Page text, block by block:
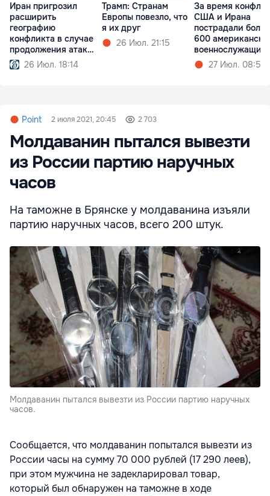
Иран пригрозил
расширить
географию
конфликта в случае
продолжения атак
США26 Июл. 18:14
Трамп: Cтранам
Европы повезло, что
я их друг
26 Июл. 21:15
За время
США и Ирана
пострадали более
600
военнослужащих
27 Июл. 08:57
Point 2 июля 2021, 20:45 2 703
Молдаванин пытался вывезти
из России партию наручных
часов
На таможне в Брянске у молдаванина изъяли
партию наручных часов, всего 200 штук.
Молдаванин пытался вывезти из России партию наручных
часов.
Сообщается, что молдаванин попытался вывезти из
России часы на сумму 70 000 рублей (17 290 леев),
при этом мужчина не задекларировал товар,
который был обнаружен на таможне в ходе